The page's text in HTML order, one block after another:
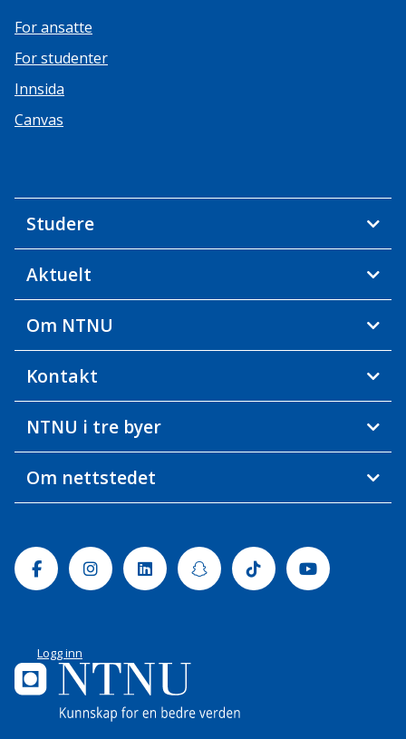
For ansatte
For studenter
Innsida
Canvas
Studere
Aktuelt
Om NTNU
Kontakt
NTNU i tre byer
Om nettstedet
FacebookInstagramLinkedinSnapchatTiktok Youtube
Logg inn